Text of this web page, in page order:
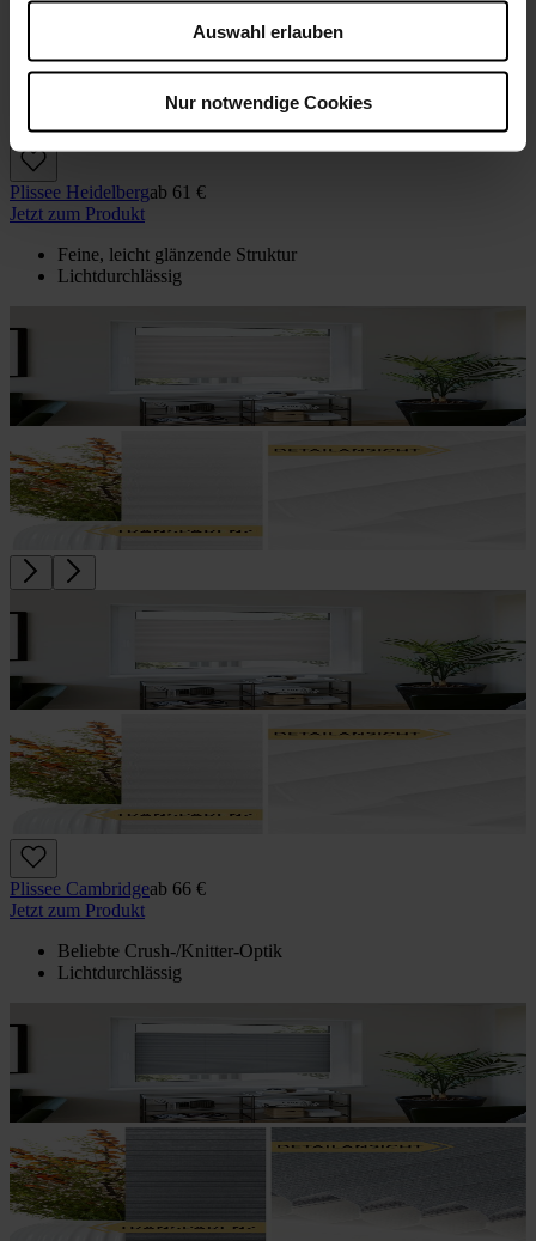
Auswahl erlauben
Nur notwendige Cookies
Plissee Heidelbergab 61 €
Jetzt zum Produkt
Feine, leicht glänzende Struktur
Lichtdurchlässig
Plissee Cambridgeab 66 €
Jetzt zum Produkt
Beliebte Crush-/Knitter-Optik
Lichtdurchlässig